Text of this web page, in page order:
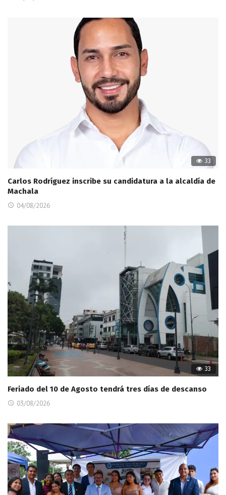
33
Carlos Rodríguez inscribe su candidatura a la alcaldía de
Machala
04/08/2026
33
Feriado del 10 de Agosto tendrá tres días de descanso
03/08/2026